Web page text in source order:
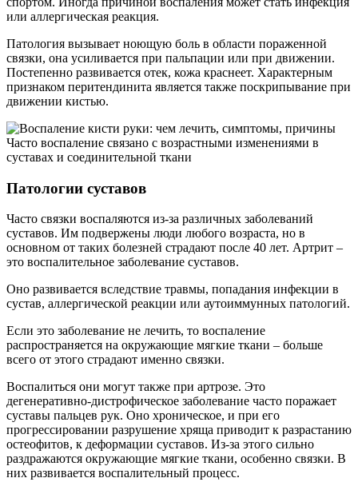
или аллергическая реакция.
Патология вызывает ноющую боль в области пораженной
связки, она усиливается при пальпации или при движении.
Постепенно развивается отек, кожа краснеет. Характерным
признаком перитендинита является также поскрипывание при
движении кистью.
Часто воспаление связано с возрастными изменениями в
суставах и соединительной ткани
Патологии суставов
Часто связки воспаляются из-за различных заболеваний
суставов. Им подвержены люди любого возраста, но в
основном от таких болезней страдают после 40 лет. Артрит –
это воспалительное заболевание суставов.
Оно развивается вследствие травмы, попадания инфекции в
сустав, аллергической реакции или аутоиммунных патологий.
Если это заболевание не лечить, то воспаление
распространяется на окружающие мягкие ткани – больше
всего от этого страдают именно связки.
Воспалиться они могут также при артрозе. Это
дегенеративно-дистрофическое заболевание часто поражает
суставы пальцев рук. Оно хроническое, и при его
прогрессировании разрушение хряща приводит к разрастанию
остеофитов, к деформации суставов. Из-за этого сильно
раздражаются окружающие мягкие ткани, особенно связки. В
них развивается воспалительный процесс.